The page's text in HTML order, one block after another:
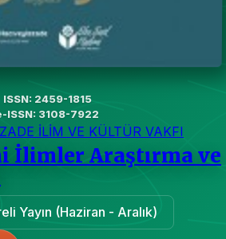
ISSN: 2459-1815
ISSN: 3108-7922
İLİM VE KÜLTÜR VAKFI
İlimler Araştırma ve
Yayın (Haziran - Aralık)